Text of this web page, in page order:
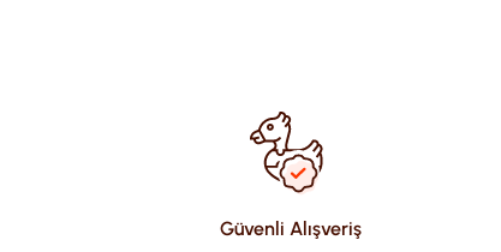
Güvenli Alışveriş